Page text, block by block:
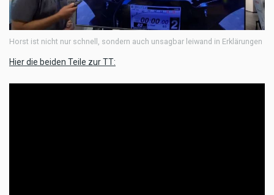
Horst ist nicht nur schnell, sondern auch unsagbar leiwand in Erklärungen
Hier die beiden Teile zur TT: